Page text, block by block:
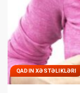
QADIN XƏSTƏLIKLƏRI